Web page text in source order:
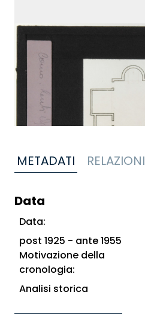
METADATI RELAZIONI
Data
Data:
post 1925 - ante 1955
Motivazione della
cronologia:
Analisi storica